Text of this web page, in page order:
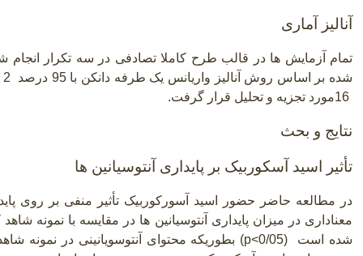
آنالیز آماری
تمام آزمایش ها در قالب طرح کاملا تصادفی در سه تکرار
شده بر اساس روش آنالیز واریانس یک طرفه دانکن با 95 درصد
2
16مورد تجزیه و تحلیل قرار گرفت.
نتایج و بحث
تأثیر اسید آسکوربیک بر پایداری آنتوسیانین ها
در مطالعه حاضر حضور اسید آسورکوربیک تأثیر منفی بر روی
معناداری در میزان پایداری آنتوسیانین ها در مقایسه با نمونه
شده است
p<0/05)) بطوریکه محتوای آنتوسویانینی در نمونه شاهد